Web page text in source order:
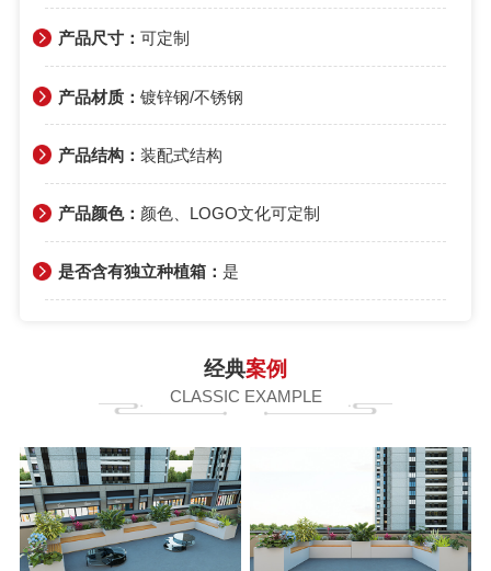
产品尺寸：可定制
产品材质：镀锌钢/不锈钢
产品结构：装配式结构
产品颜色： 颜色、LOGO文化可定制
是否含有独立种植箱： 是
经典案例
CLASSIC EXAMPLE